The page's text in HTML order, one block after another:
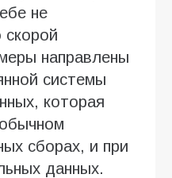
не
скорой
направлены
системы
которая
сборах, и при
данных.